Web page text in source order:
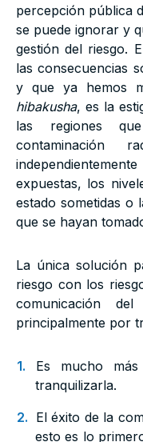
percepción pública
se puede ignorar y
gestión del riesgo.
las consecuencias
y que ya hemos
hibakusha, es la
las regiones
contaminación
expuestas, los
estado sometidas o
que se hayan
La única solución
riesgo con los
comunicación
principalmente por
Es mucho
tranquilizarla.
El éxito de la
esto es lo